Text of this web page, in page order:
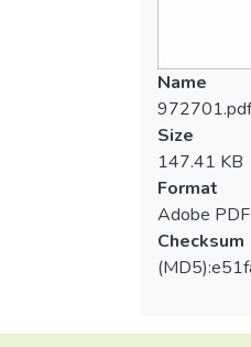
Name
972701.pdf
Size
147.41 KB
Format
Adobe PDF
Checksum